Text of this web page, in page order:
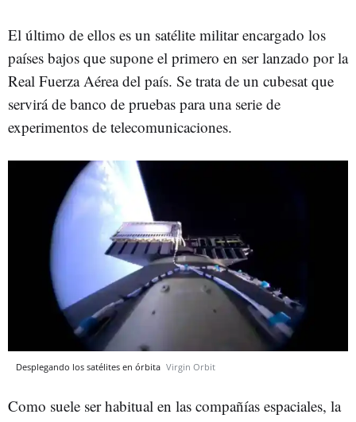
El último de ellos es un satélite militar encargado los
países bajos que supone el primero en ser lanzado por la
Real Fuerza Aérea del país. Se trata de un cubesat que
servirá de banco de pruebas para una serie de
experimentos de telecomunicaciones.
Desplegando los satélites en órbita Virgin Orbit
Como suele ser habitual en las compañías espaciales, la